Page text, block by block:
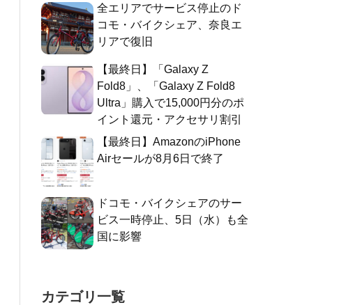
全エリアでサービス停止のド
コモ・バイクシェア、奈良エ
リアで復旧
【最終日】「Galaxy Z
Fold8」、「Galaxy Z Fold8
Ultra」購入で15,000円分のポ
イント還元・アクセサリ割引
【最終日】AmazonのiPhone
Airセールが8月6日で終了
ドコモ・バイクシェアのサー
ビス一時停止、5日（水）も全
国に影響
カテゴリ一覧